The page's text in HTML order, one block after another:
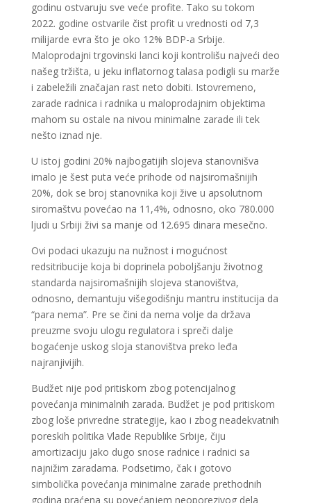
godinu ostvaruju sve veće profite. Tako su tokom
2022. godine ostvarile čist profit u vrednosti od 7,3
milijarde evra što je oko 12% BDP-a Srbije.
Maloprodajni trgovinski lanci koji kontrolišu najveći deo
našeg tržišta, u jeku inflatornog talasa podigli su marže
i zabeležili značajan rast neto dobiti. Istovremeno,
zarade radnica i radnika u maloprodajnim objektima
mahom su ostale na nivou minimalne zarade ili tek
nešto iznad nje.
U istoj godini 20% najbogatijih slojeva stanovnišva
imalo je šest puta veće prihode od najsiromašnijih
20%, dok se broj stanovnika koji žive u apsolutnom
siromaštvu povećao na 11,4%, odnosno, oko 780.000
ljudi u Srbiji živi sa manje od 12.695 dinara mesečno.
Ovi podaci ukazuju na nužnost i mogućnost
redsitribucije koja bi doprinela poboljšanju životnog
standarda najsiromašnijih slojeva stanovištva,
odnosno, demantuju višegodišnju mantru institucija da
“para nema”. Pre se čini da nema volje da država
preuzme svoju ulogu regulatora i spreči dalje
bogaćenje uskog sloja stanovištva preko leđa
najranjivijih.
Budžet nije pod pritiskom zbog potencijalnog
povećanja minimalnih zarada. Budžet je pod pritiskom
zbog loše privredne strategije, kao i zbog neadekvatnih
poreskih politika Vlade Republike Srbije, čiju
amortizaciju jako dugo snose radnice i radnici sa
najnižim zaradama. Podsetimo, čak i gotovo
simbolička povećanja minimalne zarade prethodnih
godina praćena su povećanjem neoporezivog dela